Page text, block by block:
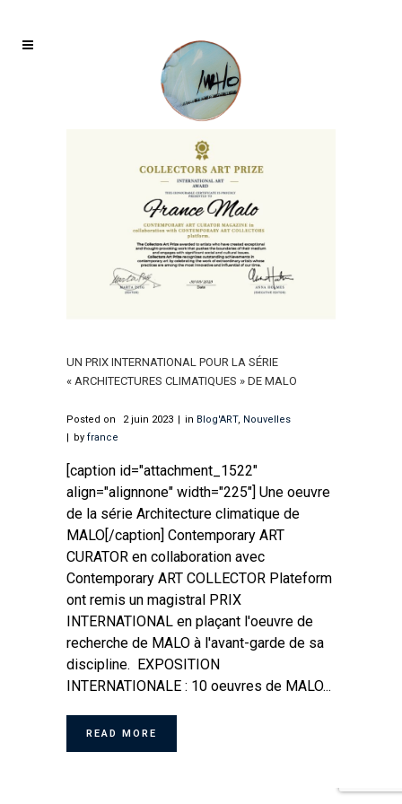
UN PRIX INTERNATIONAL POUR LA SÉRIE
« ARCHITECTURES CLIMATIQUES » DE MALO
Posted on 2 juin 2023 in Blog'ART, Nouvelles
by france
[caption id="attachment_1522"
align="alignnone" width="225"] Une oeuvre
de la série Architecture climatique de
MALO[/caption] Contemporary ART
CURATOR en collaboration avec
Contemporary ART COLLECTOR Plateform
ont remis un magistral PRIX
INTERNATIONAL en plaçant l'oeuvre de
recherche de MALO à l'avant-garde de sa
discipline. EXPOSITION
INTERNATIONALE : 10 oeuvres de MALO...
READ MORE